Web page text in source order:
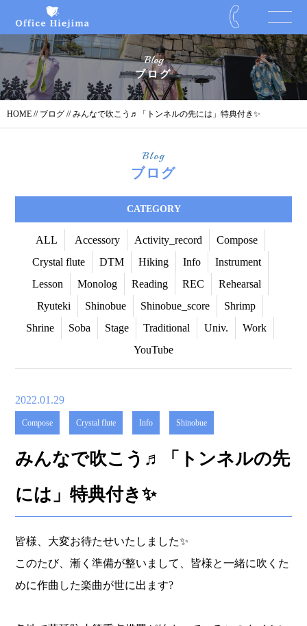
Blog
ブログ
HOME // ブログ // みんなで吹こう♬「トンネルの先には」特典付き✨
Blog
ブログ
CATEGORY
ALL Accessory Activity_record
Compose
Crystal flute
DTM Hiking Info
Instrument
Lesson
Monolog Reading REC
Rehearsal
Ryuteki
Shinobue Shinobue_score
Shrimp
Shrine
Soba Stage Traditional Univ.
Work
YouTube
2022.01.29
Compose Crystal flute Info Shinobue
みんなで吹こう♬「トンネルの先
には」特典付き✨
皆様、大変お待たせいたしました✨
このたび、漸く準備が整いまして、皆様と一緒に吹くた
めに作曲した楽曲が世に出ます?